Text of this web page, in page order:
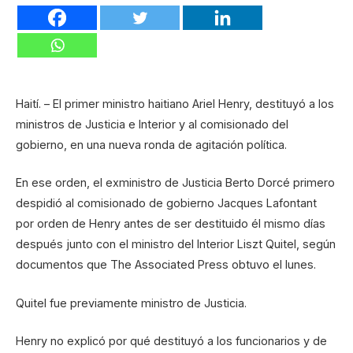
Haití. – El primer ministro haitiano Ariel Henry, destituyó a los
ministros de Justicia e Interior y al comisionado del
gobierno, en una nueva ronda de agitación política.
En ese orden, el exministro de Justicia Berto Dorcé primero
despidió al comisionado de gobierno Jacques Lafontant
por orden de Henry antes de ser destituido él mismo días
después junto con el ministro del Interior Liszt Quitel, según
documentos que The Associated Press obtuvo el lunes.
Quitel fue previamente ministro de Justicia.
Henry no explicó por qué destituyó a los funcionarios y de